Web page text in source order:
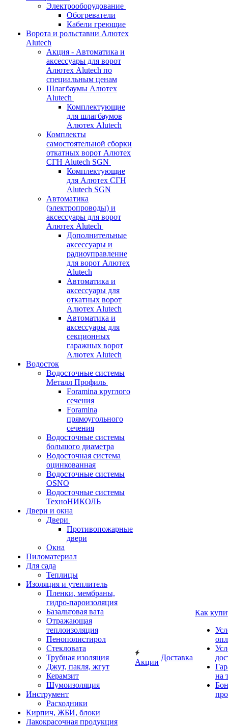
Электрооборудование
Обогреватели
Кабели греющие
Ворота и рольставни Алютех
Alutech
Акция - Автоматика и
аксессуары для ворот
Алютех Alutech по
специальным ценам
Шлагбаумы Алютех
Alutech
Комплектующие
для шлагбаумов
Алютех Alutech
Комплекты
самостоятельной сборки
откатных ворот Алютех
СГН Alutech SGN
Комплектующие
для Алютех СГН
Alutech SGN
Автоматика
(электропроводы) и
аксессуары для ворот
Алютех Alutech
Дополнительные
аксессуары и
радиоуправление
для ворот Алютех
Alutech
Автоматика и
аксессуары для
откатных ворот
Алютех Alutech
Автоматика и
аксессуары для
секционных
гаражных ворот
Алютех Alutech
Водосток
Водосточные системы
Металл Профиль
Foramina круглого
сечения
Foramina
прямоугольного
сечения
Водосточные системы
большого диаметра
Водосточная система
оцинкованная
Водосточные системы
OSNO
Водосточные системы
ТехноНИКОЛЬ
Двери и окна
Двери
Противопожарные
двери
Окна
Пиломатериал
Для сада
Теплицы
Изоляция и утеплитель
Пленки, мембраны,
гидро-пароизоляция
Базальтовая вата
Отражающая
теплоизоляция
Пенополистирол
Стекловата
Трубная изоляция
Джут, пакля, жгут
Керамзит
Шумоизоляция
Инструмент
Расходники
Кирпич, ЖБИ, блоки
Лакокрасочная продукция
Акции
Доставка
Как
на